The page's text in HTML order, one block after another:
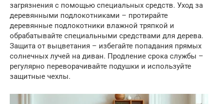
загрязнения с помощью специальных средств. Уход за
деревянными подлокотниками – протирайте
деревянные подлокотники влажной тряпкой и
обрабатывайте специальными средствами для дерева.
Защита от выцветания – избегайте попадания прямых
солнечных лучей на диван. Продление срока службы –
регулярно переворачивайте подушки и используйте
защитные чехлы.